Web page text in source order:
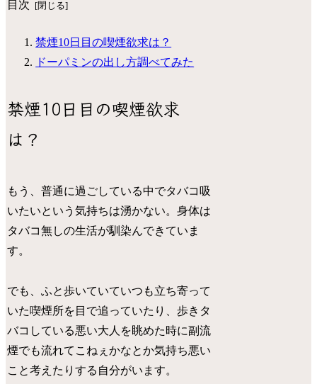
目次
禁煙10日目の喫煙欲求は？
ドーパミンの出し方調べてみた
禁煙10日目の喫煙欲求
は？
もう、普通に過ごしている中でタバコ吸
いたいという気持ちは湧かない。身体は
タバコ無しの生活が馴染んできていま
す。
でも、ふと歩いていていつも立ち寄って
いた喫煙所を目で追っていたり
、歩きタ
バコしている悪い大人を眺めた時に副流
煙でも流れてこねぇかなとか気持ち悪い
こと考えたりする自分がいます。